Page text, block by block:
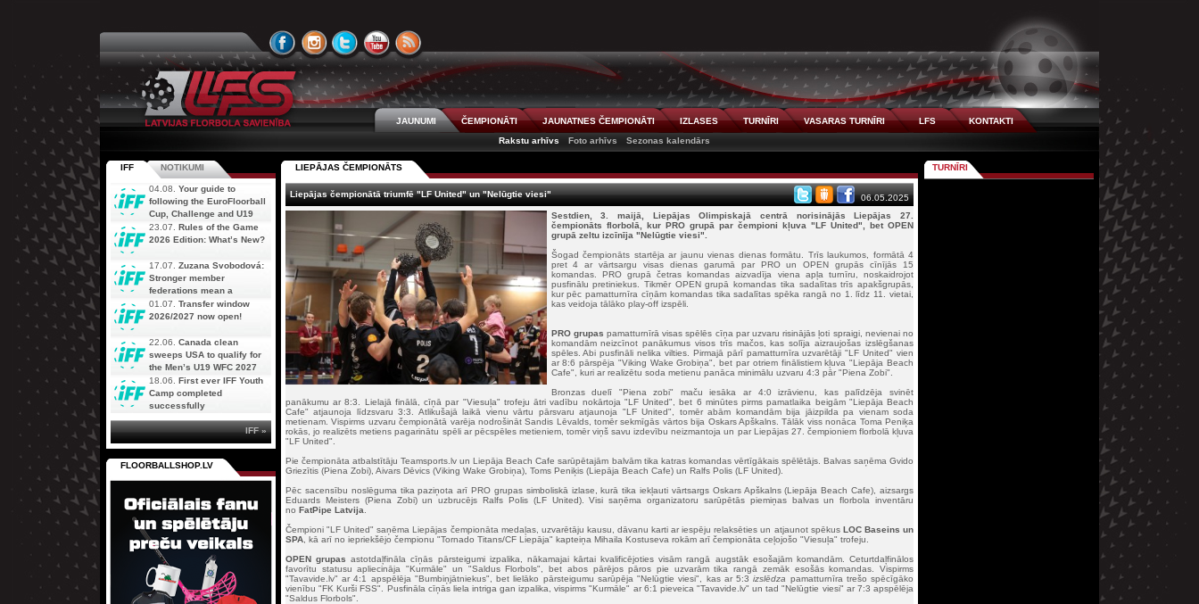
JAUNUMI ČEMPIONĀTI JAUNATNES ČEMPIONĀTI IZLASES TURNĪRI VASARAS TURNĪRI LFS
KONTAKTI
Rakstu arhīvs
Foto arhīvs Sezonas kalendārs
LIEPĀJAS ČEMPIONĀTS
Liepājas čempionātā triumfē "LF United" un "Nelūgtie viesi"
06.05.2025
Sestdien, 3. maijā, Liepājas Olimpiskajā centrā norisinājās Liepājas 27.
čempionāts florbolā, kur PRO grupā par čempioni kļuva "LF United", bet OPEN
grupā zeltu izcīnīja "Nelūgtie viesi".
Šogad čempionāts startēja ar jaunu vienas dienas formātu. Trīs laukumos, formātā 4
pret 4 ar vārtsargu visas dienas garumā par PRO un OPEN grupās cīnījās 15
komandas. PRO grupā četras komandas aizvadīja viena apļa turnīru, noskaidrojot
pusfinālu pretiniekus. Tikmēr OPEN grupā komandas tika sadalītas trīs apakšgrupās,
kur pēc pamatturnīra cīņām komandas tika sadalītas spēka rangā no 1. līdz 11. vietai,
kas veidoja tālāko play-off izspēli.
PRO grupas pamatturnīrā visas spēlēs cīņa par uzvaru risinājās ļoti spraigi, nevienai no
komandām neizcīnot panākumus visos trīs mačos, kas solīja aizraujošas izslēgšanas
spēles. Abi pusfināli nelika vilties. Pirmajā pārī pamatturnīra uzvarētāji "LF United" vien
ar 8:6 pārspēja "Viking Wake Grobiņa", bet par otriem finālistiem kļuva "Liepāja Beach
Cafe", kuri ar realizētu soda metienu panāca minimālu uzvaru 4:3 pār "Piena Zobi".
Bronzas duelī "Piena zobi" maču iesāka ar 4:0 izrāvienu, kas palīdzēja svinēt
panākumu ar 8:3. Lielajā finālā, cīņā par "Viesuļa" trofeju ātri vadību nokārtoja "LF United", bet 6 minūtes pirms pamatlaika beigām "Liepāja Beach
Cafe" atjaunoja līdzsvaru 3:3. Atlikušajā laikā vienu vārtu pārsvaru atjaunoja "LF United", tomēr abām komandām bija jāizpilda pa vienam soda
metienam. Vispirms uzvaru čempionātā varēja nodrošināt Sandis Lēvalds, tomēr sekmīgās vārtos bija Oskars Apškalns. Tālāk viss nonāca Toma Peniķa
rokās, jo realizēts metiens pagarinātu spēli ar pēcspēles metieniem, tomēr viņš savu izdevību neizmantoja un par Liepājas 27. čempioniem florbolā kļuva
"LF United".
Pie čempionāta atbalstītāju Teamsports.lv un Liepāja Beach Cafe sarūpētajām balvām tika katras komandas vērtīgākais spēlētājs. Balvas saņēma Gvido
Griezītis (Piena Zobi), Aivars Dēvics (Viking Wake Grobiņa), Toms Peniķis (Liepāja Beach Cafe) un Ralfs Polis (LF United).
Pēc sacensību noslēguma tika paziņota arī PRO grupas simboliskā izlase, kurā tika iekļauti vārtsargs Oskars Apškalns (Liepāja Beach Cafe), aizsargs
Eduards Meisters (Piena Zobi) un uzbrucējs Ralfs Polis (LF United). Visi saņēma organizatoru sarūpētās piemiņas balvas un florbola inventāru
no FatPipe Latvija
Čempioni "LF United" saņēma Liepājas čempionāta medaļas, uzvarētāju kausu, dāvanu karti ar iespēju relaksēties un atjaunot spēkus LOC Baseins un
SPA , kā arī no iepriekšējo čempionu "Tornado Titans/CF Liepāja" kapteiņa Mihaila Kostuseva rokām arī čempionāta ceļojošo "Viesuļa" trofeju.
OPEN grupas astotdaļfināla cīņās pārsteigumi izpalika, nākamajai kārtai kvalificējoties visām rangā augstāk esošajām komandām. Ceturtdaļfinālos
favorītu statusu apliecināja "Kurmāle" un "Saldus Florbols", bet abos pārējos pāros pie uzvarām tika rangā zemāk esošās komandas. Vispirms
"Tavavide.lv" ar 4:1 apspēlēja "Bumbiņjātniekus", bet lielāko pārsteigumu sarūpēja "Nelūgtie viesi", kas ar 5:3izslēdza pamatturnīra trešo spēcīgāko
vienību "FK Kurši FSS". Pusfināla cīņās liela intriga gan izpalika, vispirms "Kurmāle" ar 6:1 pieveica "Tavavide.lv" un tad "Nelūgtie viesi" ar 7:3 apspēlēja
"Saldus Florbols".
IFF NOTIKUMI
04.08. Your guide to
following the EuroFloorball
Cup, Challenge and U19
AOFC Qualifiers
simultaneously
23.07. Rules of the Game
2026 Edition: What’s New?
17.07. Zuzana Svobodová:
Stronger member
federations mean a
stronger future for floorball
01.07. Transfer window
2026/2027 now open!
22.06. Canada clean
sweeps USA to qualify for
the Men’s U19 WFC 2027
18.06. First ever IFF Youth
Camp completed
successfully
IFF »
FLOORBALLSHOP.LV
TURNĪRI